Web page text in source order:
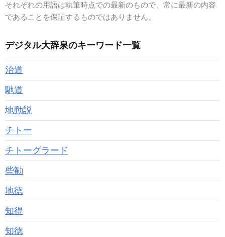
それぞれの用語は執筆時点での最新のもので、常に最新の内容
であることを保証するものではありません。
デジタル大辞泉のキーワード一覧
治道
馳道
地動説
チトー
チトーグラード
些勧
地徳
知得
知徳